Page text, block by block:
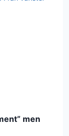
men